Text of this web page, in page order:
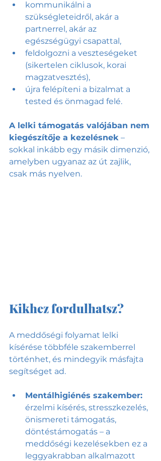
kommunikálni a
szükségleteidről, akár a
partnerrel, akár az
egészségügyi csapattal,
feldolgozni a veszteségeket
(sikertelen ciklusok, korai
magzatvesztés),
újra felépíteni a bizalmat a
tested és önmagad felé.
A lelki támogatás valójában nem
kiegészítője a kezelésnek –
sokkal inkább egy másik dimenzió,
amelyben ugyanaz az út zajlik,
csak más nyelven.
Kikhez fordulhatsz?
A meddőségi folyamat lelki
kísérése többféle szakemberrel
történhet, és mindegyik másfajta
segítséget ad.
Mentálhigiénés szakember:
érzelmi kísérés, stresszkezelés,
önismereti támogatás,
döntéstámogatás – a
meddőségi kezelésekben ez a
leggyakrabban alkalmazott